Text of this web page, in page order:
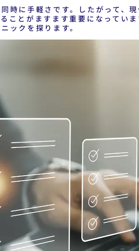
時に手軽さです。したがって、
ことがますます重要になってい
ックを探ります。